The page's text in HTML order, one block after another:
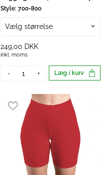
Style: 700-800
Vælg størrelse
249,00 DKK
inkl. moms
- + Læg i kurv